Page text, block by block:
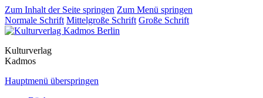
Zum Inhalt der Seite springen Zum Menü springen
Normale Schrift Mittelgroße Schrift Große Schrift
Kulturverlag
Kadmos
Hauptmenü überspringen